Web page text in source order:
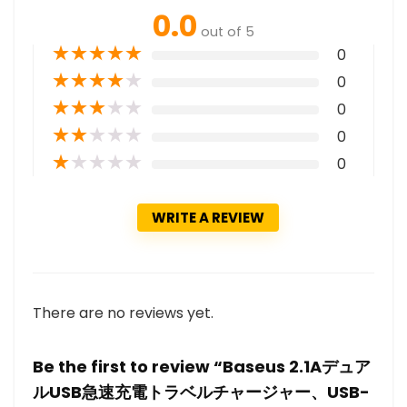
0.0 out of 5
★★★★★ 0
★★★★★ 0
★★★★★ 0
★★★★★ 0
★★★★★ 0
WRITE A REVIEW
There are no reviews yet.
Be the first to review “Baseus 2.1Aデュア
ルUSB急速充電トラベルチャージャー、USB-